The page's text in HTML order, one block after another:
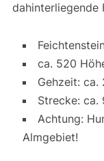
dahinterliegende
ca. 520
Gehzeit: ca.
Strecke: ca.
Achtung:
Almgebiet!